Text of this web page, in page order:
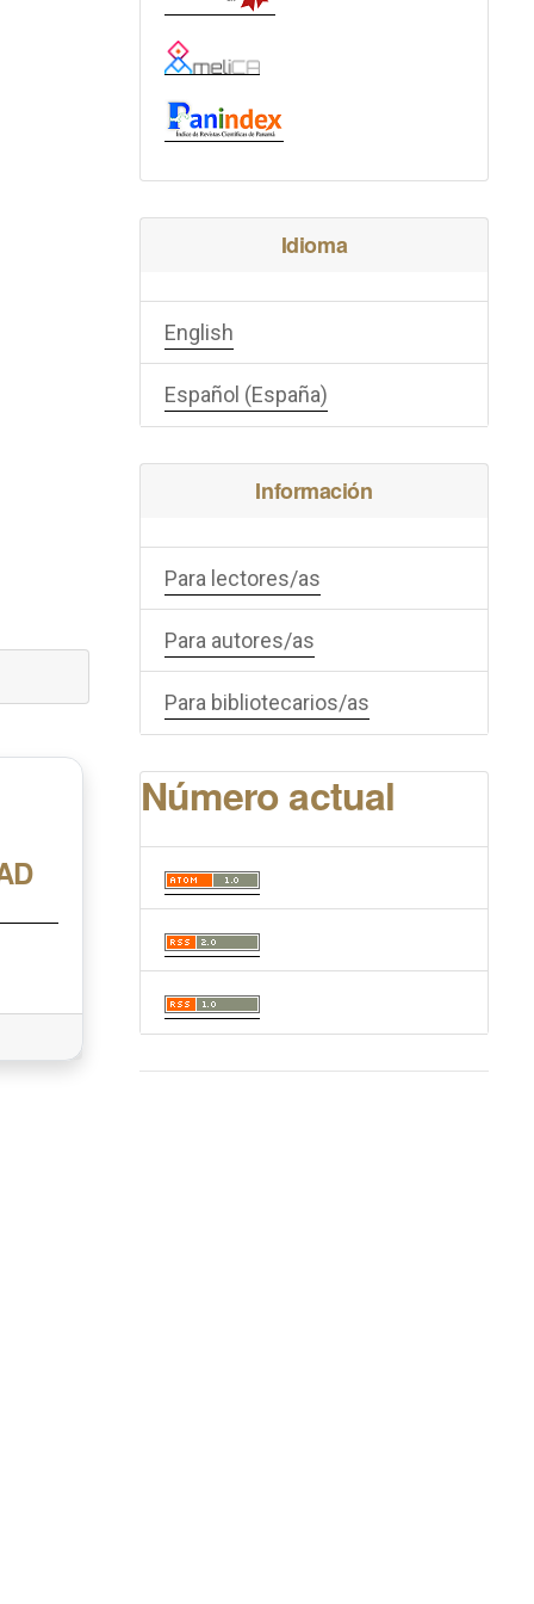
Idioma
English
Español (España)
Información
Para lectores/as
Para autores/as
Para bibliotecarios/as
Número actual